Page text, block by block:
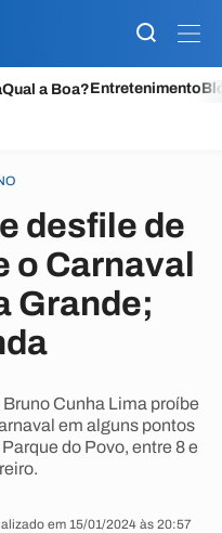
Qual a Boa?Entretenimento
desfile de
o Carnaval
Grande;
Cunha Lima proíbe
em alguns pontos
do Povo, entre 8 e
em 15/01/2024 às 20:57